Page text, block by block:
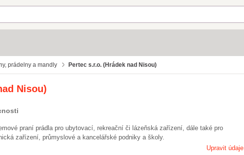
prádelny a mandly Pertec s.r.o. (Hrádek nad Nisou)
Nisou)
praní prádla pro ubytovací, rekreační či lázeňská zařízení, dále také pro
zařízení, průmyslové a kancelářské podniky a školy.
Upravit údaje